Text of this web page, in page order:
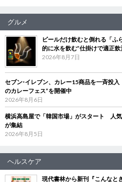
グルメ
ビールだけ飲むと倒れる「
的に水を飲む”仕掛けで適正
2026年8月7日
セブン‐イレブン、カレー15商品を一斉投
のカレーフェス”を開催中
2026年8月6日
横浜高島屋で「韓国市場」がスタート 人
が集結
2026年8月5日
ヘルスケア
現代書林から新刊『こんな